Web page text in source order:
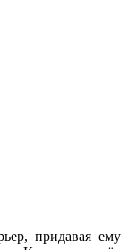
придавая ему